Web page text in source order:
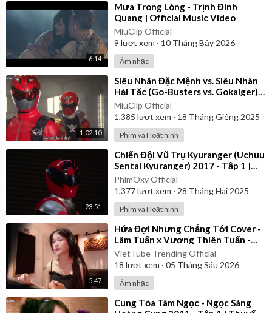
6:14
⁣Mưa Trong Lòng - Trịnh Đình
Quang | Official Music Video
MiuClip Official
9 lượt xem · 10 Tháng Bảy 2026
Âm nhạc
1:02:10
⁣Siêu Nhân Đặc Mệnh vs. Siêu Nhân
Hải Tặc (Go-Busters vs. Gokaiger) |
Vietsub
MiuClip Official
1,385 lượt xem · 18 Tháng Giêng 2025
Phim và Hoạt hình
23:51
⁣Chiến Đội Vũ Trụ Kyuranger (Uchuu
Sentai Kyuranger) 2017 - Tập 1 |
Thuyết Minh
PhimOxy Official
1,377lượt xem · 28 Tháng Hai 2025
Phim và Hoạt hình
5:47
⁣Hứa Đợi Nhưng Chẳng Tới Cover -
Lâm Tuấn x Vương Thiên Tuấn -
Kiều Chi
VietTube Trending Official
18 lượt xem · 05 Tháng Sáu 2026
Âm nhạc
⁣Cung Tỏa Tâm Ngọc - Ngọc Sáng